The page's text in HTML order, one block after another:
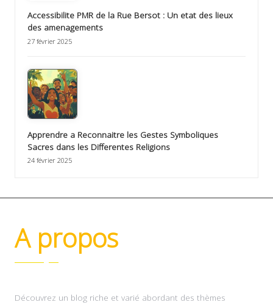
Accessibilite PMR de la Rue Bersot : Un etat des lieux
des amenagements
27 février 2025
Apprendre a Reconnaitre les Gestes Symboliques
Sacres dans les Differentes Religions
24 février 2025
A propos
Découvrez un blog riche et varié abordant des thèmes